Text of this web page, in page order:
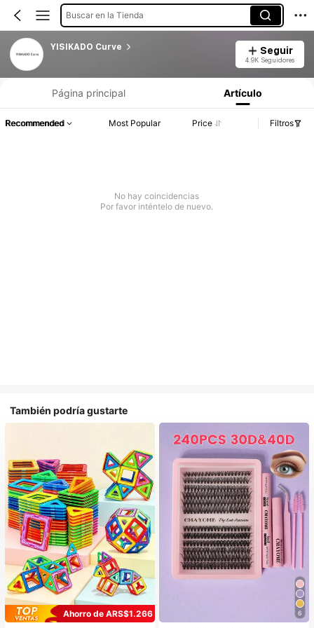
Buscar en la Tienda
YISIKADO Curve Seguir
4.9K Seguidores
Página principal Artículo
Recommended Most Popular Price Filtros
No hay coincidencias
Por favor inténtelo de nuevo.
También podría gustarte
Ahorro de ARS$1.266
6